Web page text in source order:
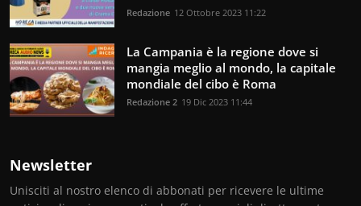
Redazione 12 Ottobre 2023 11:22
La Campania è la regione dove si
mangia meglio al mondo, la capitale
mondiale del cibo è Roma
Redazione 2 19 Dic 2023 11:44
Newsletter
Unisciti al nostro elenco di abbonati per ricevere le ultime